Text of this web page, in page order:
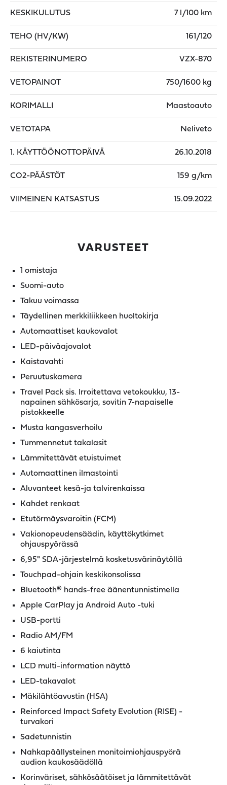
KESKIKULUTUS 7 l/100 km
TEHO (HV/KW) 161/120
REKISTERINUMERO VZX-870
VETOPAINOT 750/1600 kg
KORIMALLI Maastoauto
VETOTAPA Neliveto
1. KÄYTTÖÖNOTTOPÄIVÄ 26.10.2018
CO2-PÄÄSTÖT 159 g/km
VIIMEINEN KATSASTUS 15.09.2022
VARUSTEET
1 omistaja
Suomi-auto
Takuu voimassa
Täydellinen merkkiliikkeen huoltokirja
Automaattiset kaukovalot
LED-päiväajovalot
Kaistavahti
Peruutuskamera
Travel Pack sis. Irroitettava vetokoukku, 13-
napainen sähkösarja, sovitin 7-napaiselle
pistokkeelle
Musta kangasverhoilu
Tummennetut takalasit
Lämmitettävät etuistuimet
Automaattinen ilmastointi
Aluvanteet kesä-ja talvirenkaissa
Kahdet renkaat
Etutörmäysvaroitin (FCM)
Vakionopeudensäädin, käyttökytkimet
ohjauspyörässä
6,95" SDA-järjestelmä kosketusvärinäytöllä
Touchpad-ohjain keskikonsolissa
Bluetooth® hands-free äänentunnistimella
Apple CarPlay ja Android Auto -tuki
USB-portti
Radio AM/FM
6 kaiutinta
LCD multi-information näyttö
LED-takavalot
Mäkilähtöavustin (HSA)
Reinforced Impact Safety Evolution (RISE) -
turvakori
Sadetunnistin
Nahkapäällysteinen monitoimiohjauspyörä
audion kaukosäädöllä
Korinväriset, sähkösäätöiset ja lämmitettävät